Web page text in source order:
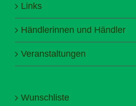
Links
Händlerinnen und Händler
Veranstaltungen
Wunschliste